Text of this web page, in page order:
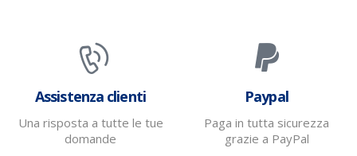
Assistenza clienti
Una risposta a tutte le tue
domande
Paypal
Paga in tutta sicurezza
grazie a PayPal